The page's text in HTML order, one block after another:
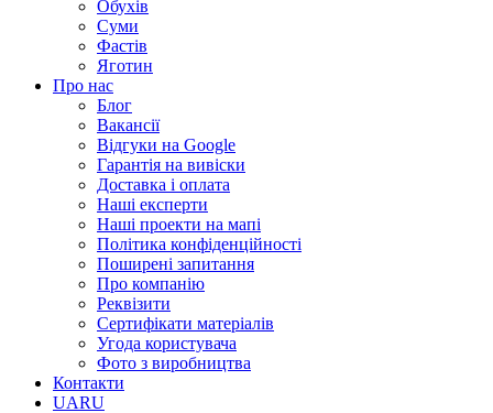
Обухів
Суми
Фастів
Яготин
Про нас
Блог
Вакансії
Відгуки на Google
Гарантія на вивіски
Доставка і оплата
Наші експерти
Наші проекти на мапі
Політика конфіденційності
Поширені запитання
Про компанію
Реквізити
Сертифікати матеріалів
Угода користувача
Фото з виробництва
Контакти
UARU